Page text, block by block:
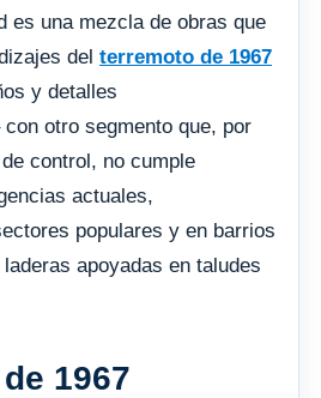
es una mezcla de obras que
del terremoto de 1967
y detalles
otro segmento que, por
control, no cumple
actuales,
populares y en barrios
apoyadas en taludes
1967